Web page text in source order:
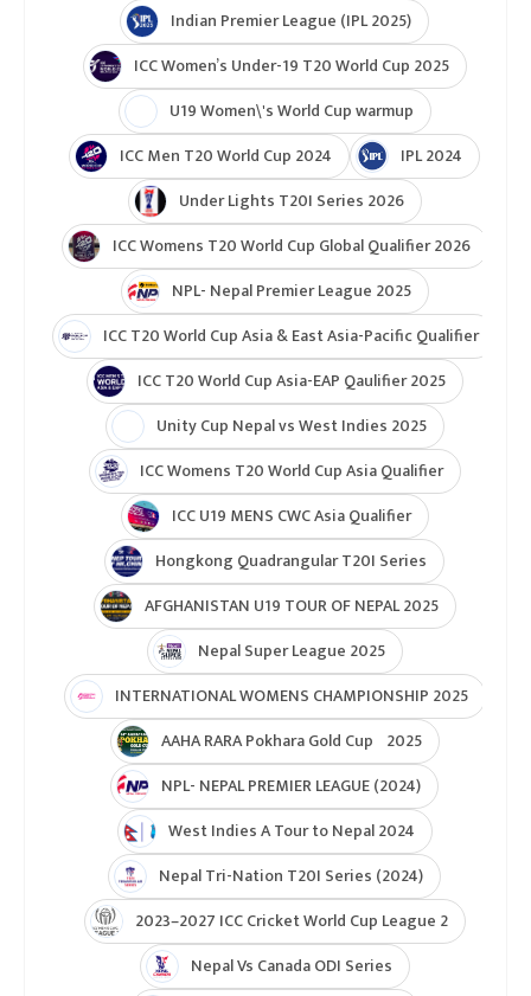
Indian Premier League (IPL 2025)
ICC Women’s Under-19 T20 World Cup 2025
U19 Women\'s World Cup warmup
ICC Men T20 World Cup 2024
IPL 2024
Under Lights T20I Series 2026
ICC Womens T20 World Cup Global Qualifier 2026
NPL- Nepal Premier League 2025
ICC T20 World Cup Asia & East Asia-Pacific Qualifier
ICC T20 World Cup Asia-EAP Qaulifier 2025
Unity Cup Nepal vs West Indies 2025
ICC Womens T20 World Cup Asia Qualifier
ICC U19 MENS CWC Asia Qualifier
Hongkong Quadrangular T20I Series
AFGHANISTAN U19 TOUR OF NEPAL 2025
Nepal Super League 2025
INTERNATIONAL WOMENS CHAMPIONSHIP 2025
AAHA RARA Pokhara Gold Cup 2025
NPL- NEPAL PREMIER LEAGUE (2024)
West Indies A Tour to Nepal 2024
Nepal Tri-Nation T20I Series (2024)
2023–2027 ICC Cricket World Cup League 2
Nepal Vs Canada ODI Series